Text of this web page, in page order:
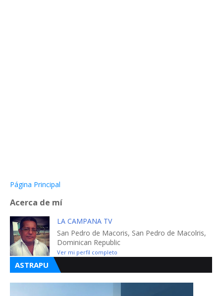
Página Principal
Acerca de mí
LA CAMPANA TV
San Pedro de Macoris, San Pedro de Macolris,
Dominican Republic
Ver mi perfil completo
ASTRAPU